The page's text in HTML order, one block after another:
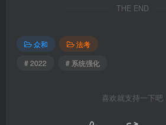
THE END
众和
法考
# 2022
# 系统强化
喜欢就支持一下吧